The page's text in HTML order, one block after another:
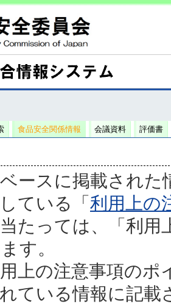
食品安全関係情報 会議資料 評価書
ースに掲載された
ている「利用上の
たっては、「利
す。
上の注意事項の
れている情報に記